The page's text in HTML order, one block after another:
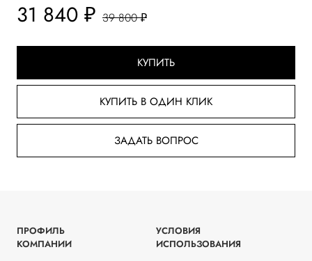
31 840 ₽ 39 800 ₽
КУПИТЬ
КУПИТЬ В ОДИН КЛИК
ЗАДАТЬ ВОПРОС
ПРОФИЛЬ
КОМПАНИИ
УСЛОВИЯ
ИСПОЛЬЗОВАНИЯ